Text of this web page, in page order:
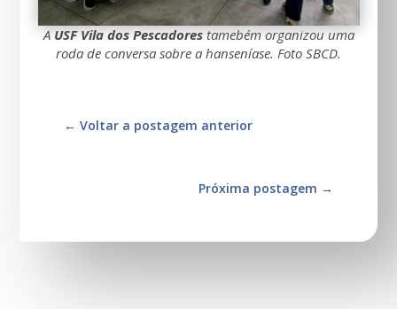
AUSF Vila dos Pescadorestamebém organizou uma
roda de conversa sobre a hanseníase. Foto SBCD.
←Voltar a postagem anterior
Próxima postagem →